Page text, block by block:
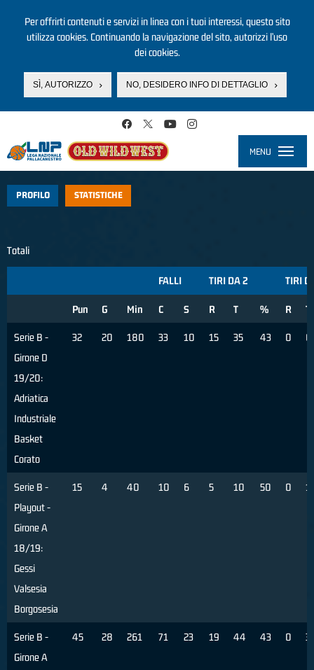
Per offrirti contenuti e servizi in linea con i tuoi interessi, questo sito
utilizza cookies. Continuando la navigazione del sito, autorizzi l’uso
dei cookies.
SÌ, AUTORIZZO NO, DESIDERO INFO DI DETTAGLIO
MENU
PROFILO STATISTICHE
Totali
FALLI TIRI DA 2 TIRI
Pun G Min C S R T % R T
Serie B -
Girone D
19/20:
Adriatica
Industriale
Basket
Corato
32 20 180 33 10 15 35 43 0 0
Serie B -
Playout -
Girone A
18/19:
Gessi
Valsesia
Borgosesia
15 4 40 10 6 5 10 50 0 1
Serie B -
Girone A
45 28 261 71 23 19 44 43 0 3